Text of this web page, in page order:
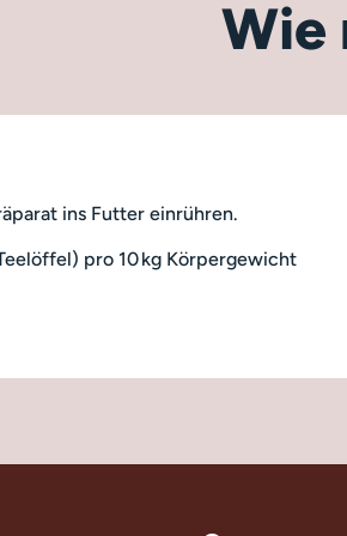
Wie
ins Futter einrühren.
pro 10 kg Körpergewicht